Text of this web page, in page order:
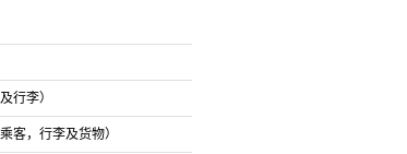
行李）
客，行李及货物）